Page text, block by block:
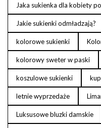
Jaka sukienka dla kobiety
Jakie sukienki odmładzają?
kolorowe sukienki
kolorowy sweter w paski
koszulowe sukienki
letnie wyprzedaże
Luksusowe bluzki damskie